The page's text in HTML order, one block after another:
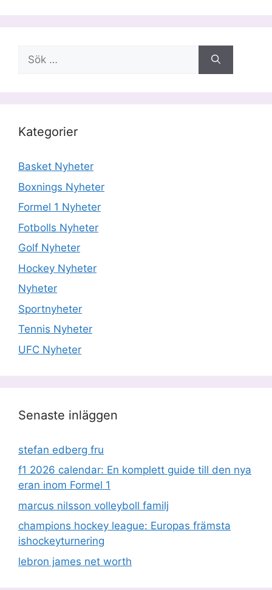
Sök
efter:
Kategorier
Basket Nyheter
Boxnings Nyheter
Formel 1 Nyheter
Fotbolls Nyheter
Golf Nyheter
Hockey Nyheter
Nyheter
Sportnyheter
Tennis Nyheter
UFC Nyheter
Senaste inläggen
stefan edberg fru
f1 2026 calendar: En komplett guide till den nya
eran inom Formel 1
marcus nilsson volleyboll familj
champions hockey league: Europas främsta
ishockeyturnering
lebron james net worth